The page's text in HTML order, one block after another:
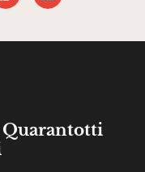
Quarantotti